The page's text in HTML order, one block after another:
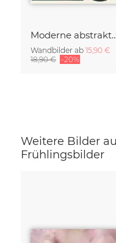
Moderne
Wandbilder ab 15,90 €
18,90 € -20%
Weitere Bilder
Frühlingsbilder